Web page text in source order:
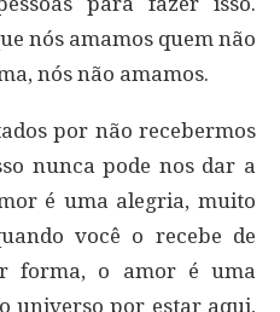
nós amamos quem não
nós não amamos.
por não recebermos
nunca pode nos dar a
é uma alegria, muito
você o recebe de
forma, o amor é uma
universo por estar aqui,